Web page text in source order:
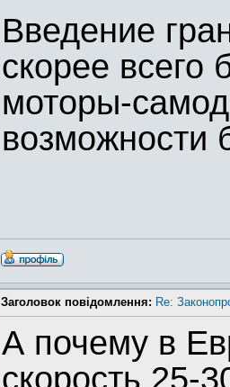
Введение
скорее всего
моторы-
возможности
Заголовок повідомлення: Re:
А почему в
скорость 25-